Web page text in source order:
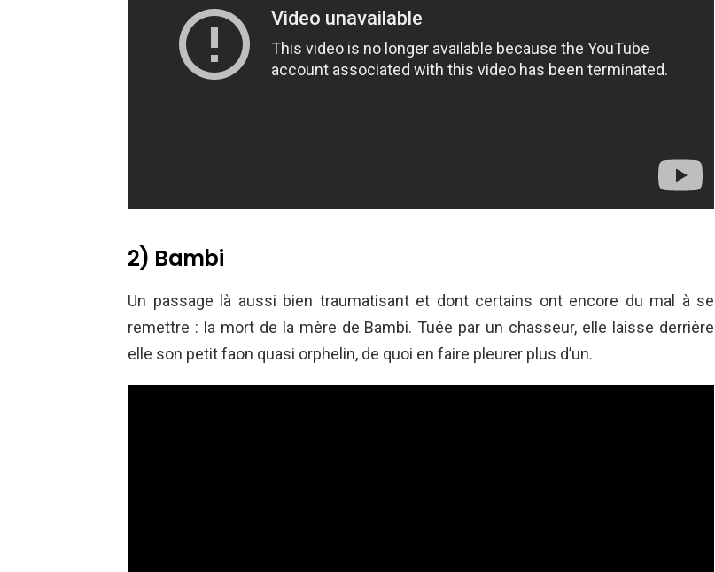
2) Bambi
Un passage là aussi bien traumatisant et dont certains ont encore du mal à se
remettre : la mort de la mère de Bambi. Tuée par un chasseur, elle laisse derrière
elle son petit faon quasi orphelin, de quoi en faire pleurer plus d’un.